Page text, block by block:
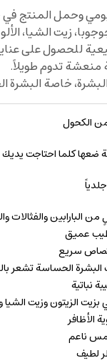
زيت الشيا،
منعشة تدوم طويلاً.
خاصة البشرة
الكحول
ضعها كلما احتاجت يديك
من البارابين والفثالات
عميق
سريع
البشرة الحساسة تشعر
نباتية
بزيت الزيتون وزيت الشيا
الأظافر
ناعم
لطيف